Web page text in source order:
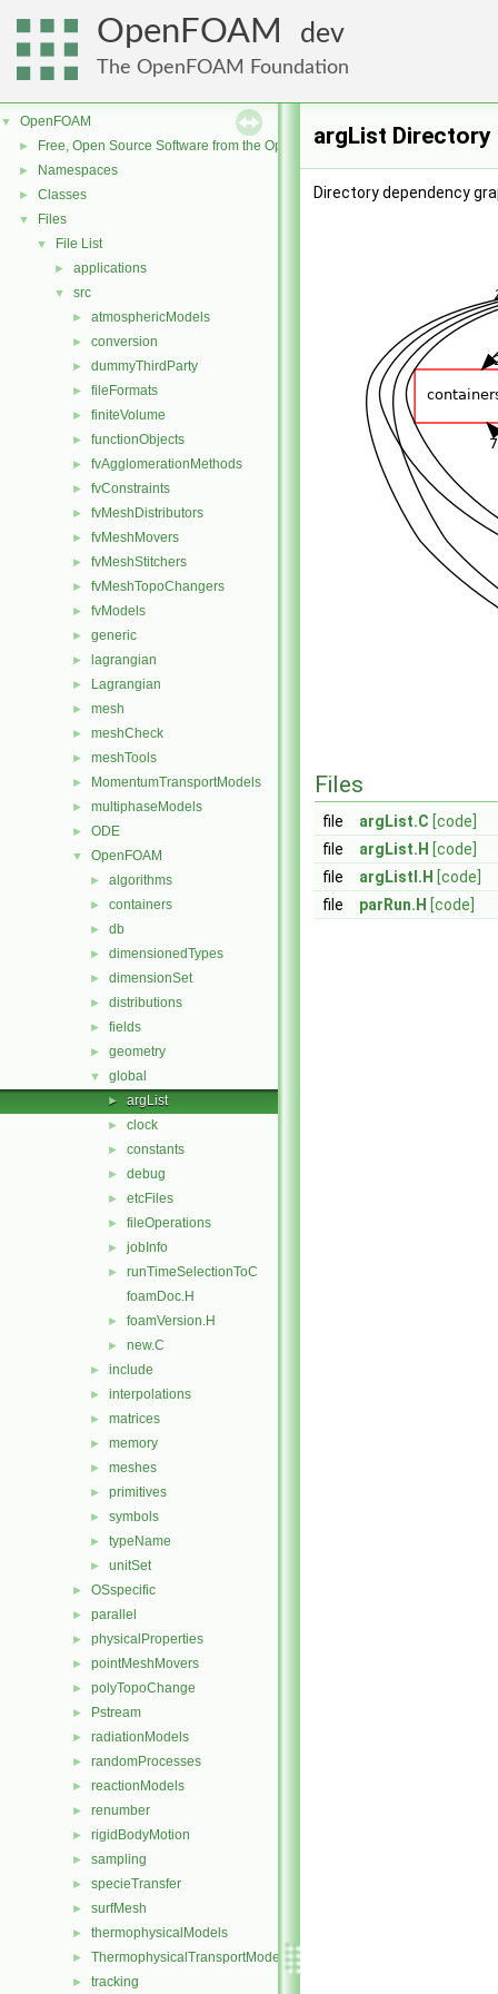
OpenFOAM dev
The OpenFOAM Foundation
▼ OpenFOAM
► Free, Open Source Software from the OpenFOAM Foundation
► Namespaces
► Classes
▼ Files
▼ File List
► applications
▼ src
► atmosphericModels
► conversion
► dummyThirdParty
► fileFormats
► finiteVolume
► functionObjects
► fvAgglomerationMethods
► fvConstraints
► fvMeshDistributors
► fvMeshMovers
► fvMeshStitchers
► fvMeshTopoChangers
► fvModels
► generic
► lagrangian
► Lagrangian
► mesh
► meshCheck
► meshTools
► MomentumTransportModels
► multiphaseModels
► ODE
▼ OpenFOAM
► algorithms
► containers
► db
► dimensionedTypes
► dimensionSet
► distributions
► fields
► geometry
▼ global
► argList
► clock
► constants
► debug
► etcFiles
► fileOperations
► jobInfo
►
runTimeSelectionToC
foamDoc.H
► foamVersion.H
► new.C
► include
► interpolations
► matrices
► memory
► meshes
► primitives
► symbols
► typeName
► unitSet
► OSspecific
► parallel
► physicalProperties
► pointMeshMovers
► polyTopoChange
► Pstream
► radiationModels
► randomProcesses
► reactionModels
► renumber
► rigidBodyMotion
► sampling
► specieTransfer
► surfMesh
► thermophysicalModels
► ThermophysicalTransportModels
► tracking
argList Directory
Directory dependency
Files
file argList.C [code]
file
argList.H [code]
file
argListI.H [code]
file
parRun.H [code]